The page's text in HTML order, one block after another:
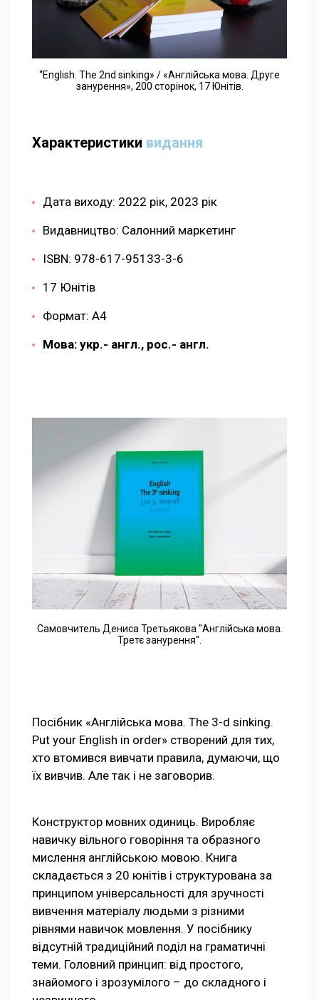
“English. The 2nd sinking» / «Англійська мова. Друге
занурення», 200 сторінок, 17 Юнітів.
Характеристики видання
Дата виходу: 2022 рік, 2023 рік
Видавництво: Салонний маркетинг
ISBN: 978-617-95133-3-6
17 Юнітів
Формат: А4
Мова: укр.- англ., рос.- англ.
Самовчитель Дениса Третьякова "Англійська мова.
Третє занурення".
Посібник «Англійська мова. The 3-d sinking.
Put your English in order» створений для тих,
хто втомився вивчати правила, думаючи, що
їх вивчив. Але так і не заговорив.
Конструктор мовних одиниць. Виробляє
навичку вільного говоріння та образного
мислення англійською мовою. Книга
складається з 20 юнітів і структурована за
принципом універсальності для зручності
вивчення матеріалу людьми з різними
рівнями навичок мовлення. У посібнику
відсутній традиційний поділ на граматичні
теми. Головний принцип: від простого,
знайомого і зрозумілого – до складного і